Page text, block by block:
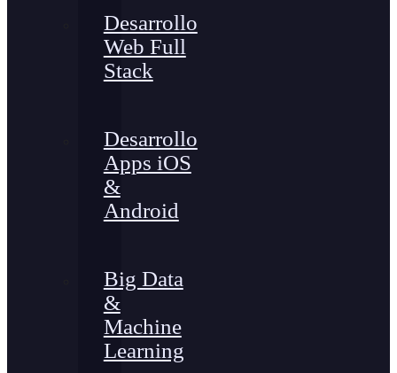
Desarrollo
Web Full
Stack
Desarrollo
Apps iOS
&
Android
Big Data
&
Machine
Learning